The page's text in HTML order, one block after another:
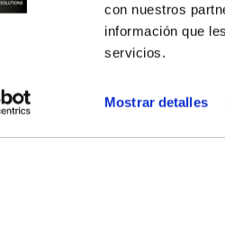
con nuestros
información que
servicios.
Mostrar detalles
profesionales
sus clientes.